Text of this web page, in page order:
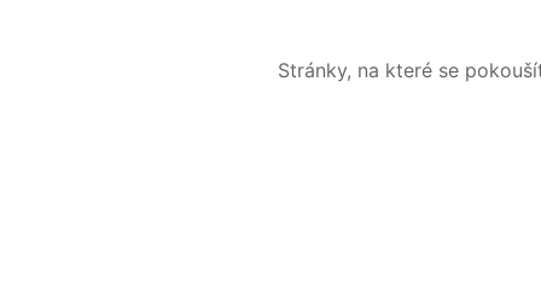
Stránky, na které se